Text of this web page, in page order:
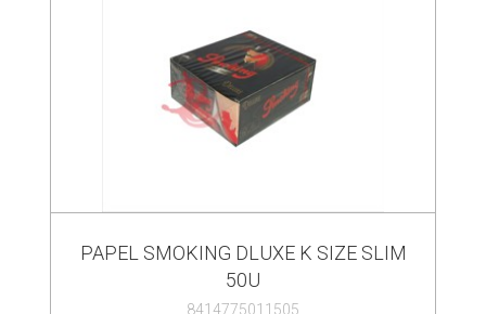
PAPEL SMOKING DLUXE K SIZE SLIM
50U
8414775011505